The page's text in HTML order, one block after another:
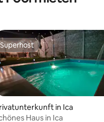
Superhost
Superhost
in Ica
Haus in Ica